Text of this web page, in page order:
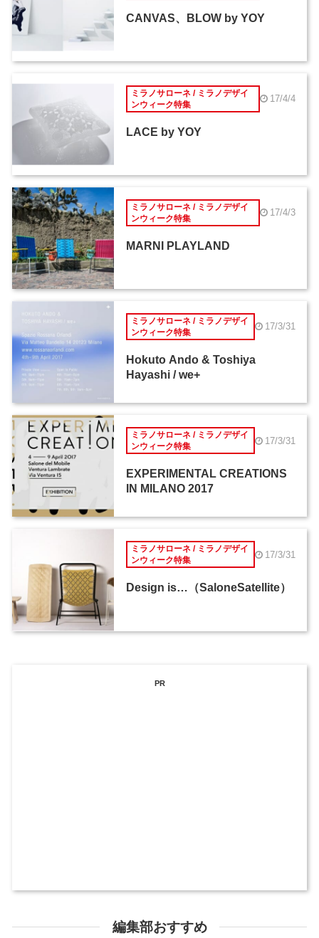
CANVAS、BLOW by YOY
ミラノサローネ / ミラノデザイ
ンウィーク特集
17/4/4
LACE by YOY
ミラノサローネ / ミラノデザイ
ンウィーク特集
17/4/3
MARNI PLAYLAND
ミラノサローネ / ミラノデザイ
ンウィーク特集
17/3/31
Hokuto Ando & Toshiya
Hayashi / we+
ミラノサローネ / ミラノデザイ
ンウィーク特集
17/3/31
EXPERIMENTAL CREATIONS
IN MILANO 2017
ミラノサローネ / ミラノデザイ
ンウィーク特集
17/3/31
Design is…（SaloneSatellite）
PR
編集部おすすめ